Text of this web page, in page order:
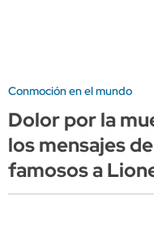
Conmoción en el mundo
Dolor por la
los mensajes
famosos a